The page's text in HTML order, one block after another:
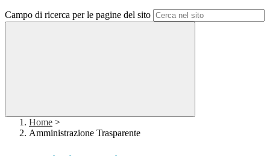
Campo di ricerca per le pagine del sito
Home >
Amministrazione Trasparente